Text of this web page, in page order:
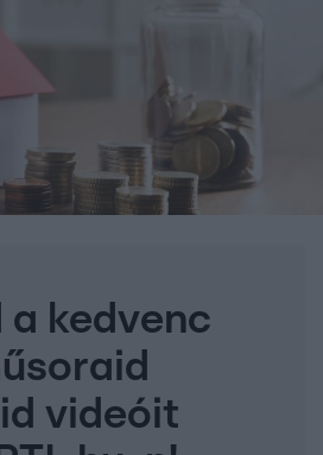
a kedvenc
videóit